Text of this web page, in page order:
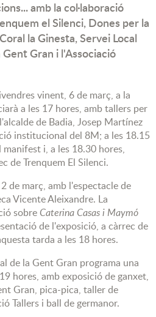
amb la col·laboració
el Silenci, Dones per la
la Ginesta, Servei Local
Gent Gran i l'Associació
vinent, 6 de març, a la
a les 17 hores, amb tallers per
de Badia, Josep Martínez
institucional del 8M; a les 18.15
i, a les 18.30 hores,
de Trenquem El Silenci.
de març, amb l'espectacle de
Vicente Aleixandre. La
sobreCaterina Casas i Maymó
de l'exposició, a càrrec de
tarda a les 18 hores.
de la Gent Gran programa una
hores, amb exposició de ganxet,
Gran, pica-pica, taller de
Tallers i ball de germanor.